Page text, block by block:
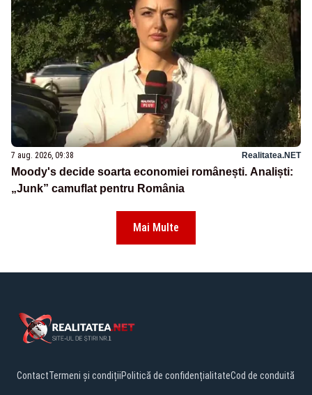
7 aug. 2026, 09:38 Realitatea.NET
Moody's decide soarta economiei românești. Analiști:
„Junk” camuflat pentru România
Mai Multe
ContactTermeni și condițiiPolitică de confidențialitateCod de conduită